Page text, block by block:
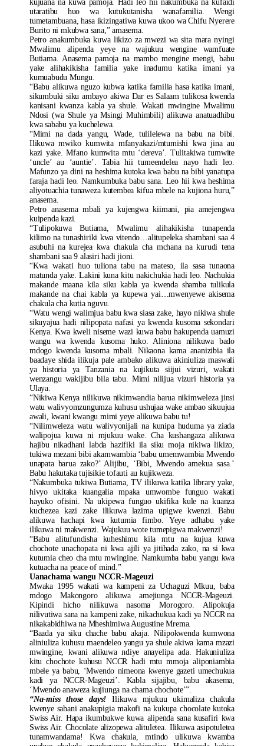
kujuana na kuwa pamoja. Hadi leo hii nakumbuka na kufaidi
utaratibu huo wa kutukutanisha wanafamilia. Wengi
tumetambuana, hasa ikizingatiwa kuwa ukoo wa Chifu Nyerere
Burito ni mkubwa sana,” amasema.
Petro anakumbuka kuwa likizo za mwezi wa sita mara nyingi
Mwalimu alipenda yeye na wajukuu wengine wamfuate
Butiama. Anasema pamoja na mambo mengine mengi, babu
yake alihakikisha familia yake inadumu katika imani ya
kumuabudu Mungu.
“Babu alikuwa nguzo kubwa katika familia hasa katika imani,
sikumbuki siku ambayo akiwa Dar es Salaam tulikosa kwenda
kanisani kwanza kabla ya shule. Wakati mwingine Mwalimu
Ndosi (wa Shule ya Msingi Muhimbili) alikuwa anatuadhibu
kwa sababu ya kuchelewa.
“Mimi na dada yangu, Wade, tulilelewa na babu na bibi.
Ilikuwa mwiko kumwita mfanyakazi/mtumishi kwa jina au
kazi yake. Mfano kumwita mtu ‘dereva’. Tulitakiwa tumwite
‘uncle’ au ‘auntie’. Tabia hii tumeendelea nayo hadi leo.
Mafunzo ya dini na heshima kutoka kwa babu na bibi yanatupa
faraja hadi leo. Namkumbuka babu sana. Leo hii kwa heshima
aliyotuachia tunaweza kutembea kifua mbele na kujiona huru,”
anasema.
Petro anasema mbali ya kujengwa kiimani, pia amejengwa
kuipenda kazi.
“Tulipokuwa Butiama, Mwalimu alihakikisha tunapenda
kilimo na tunashiriki kwa vitendo…alitupeleka shambani saa 4
asubuhi na kurejea kwa chakula cha mchana na kurudi tena
shambani saa 9 alasiri hadi jioni.
“Kwa wakati huo tuliona tabu na mateso, ila sasa tunaona
matunda yake. Lakini kuna kitu nakichukia hadi leo. Nachukia
makande maana kila siku kabla ya kwenda shamba tulikula
makande na chai kabla ya kupewa yai…mwenyewe akisema
chakula cha kutia nguvu.
“Watu wengi walimjua babu kwa siasa zake, hayo nikiwa shule
sikuyajua hadi nilipopata nafasi ya kwenda kusoma sekondari
Kenya. Kwa kweli niseme wazi kuwa babu hakupenda uamuzi
wangu wa kwenda kusoma huko. Aliniona nilikuwa bado
mdogo kwenda kusoma mbali. Nikaona kama ananizibia ila
baadaye shida ilikuja pale ambako alikuwa akiniuliza maswali
ya historia ya Tanzania na kujikuta siijui vizuri, wakati
wenzangu wakijibu bila tabu. Mimi nilijua vizuri historia ya
Ulaya.
“Nikiwa Kenya nilikuwa nikimwandia barua nikimweleza jinsi
watu walivyomzungumza kuhusu ushujaa wake ambao sikuujua
awali, kwani kwangu mimi yeye alikuwa babu tu!
“Nilimweleza watu walivyonijali na kunipa huduma ya ziada
walipojua kuwa ni mjukuu wake. Cha kushangaza alikuwa
hajibu nikadhani labda hazifiki ila siku moja nikiwa likizo,
tukiwa mezani bibi akamwambia ‘babu umemwambia Mwendo
unapata barua zako?’ Alijibu, ‘Bibi, Mwendo amekua sasa.’
Babu hakutaka tujisikie tofauti au kujikweza.
“Nakumbuka tukiwa Butiama, TV ilikuwa katika library yake,
hivyo ukitaka kuangalia mpaka umwombe funguo wakati
hayuko ofisini. Na ukipewa funguo ukifika kule na kuanza
kuchezea kazi zake ilikuwa lazima upigwe kwenzi. Babu
alikuwa hachapi kwa kutumia fimbo. Yeye adhabu yake
ilikuwa ni makwenzi. Wajukuu wote tumepigwa makwenzi!
“Babu alitufundisha kuheshimu kila mtu na kujua kuwa
chochote unachopata ni kwa ajili ya jitihada zako, na si kwa
kutumia cheo cha mtu mwingine. Namkumba babu yangu kwa
kutuacha na peace of mind.”
Uanachama wangu NCCR-Mageuzi
Mwaka 1995 wakati wa kampeni za Uchaguzi Mkuu, baba
mdogo Makongoro alikuwa amejiunga NCCR-Mageuzi.
Kipindi hicho nilikuwa nasoma Morogoro. Alipokuja
nilivutiwa sana na kampeni zake, nikachukua kadi ya NCCR na
nikakabidhiwa na Mheshimiwa Augustine Mrema.
“Baada ya siku chache babu akaja. Nilipokwenda kumwona
aliniuliza kuhusu maendeleo yangu ya shule akiwa kama mzazi
mwingine, kwani alikuwa ndiye anayelipa ada. Hakuniuliza
kitu chochote kuhusu NCCR hadi mtu mmoja aliponiambia
mbele ya babu, ‘Mwendo nimeona kwenye gazeti umechukua
kadi ya NCCR-Mageuzi’. Kabla sijajibu, babu akasema,
‘Mwendo anaweza kujiunga na chama chochote’”.
“Na-miss those days! Ilikuwa mjukuu ukimaliza chakula
kwenye sahani anakupigia makofi na kukupa chocolate kutoka
Swiss Air. Hapa ikumbukwe kuwa alipenda sana kusafiri kwa
Swiss Air. Chocolate alizopewa alituletea. Ilikuwa asipotuletea
tunamwandama! Kwa chakula, mtindo ulikuwa kwamba